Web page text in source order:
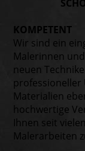
KOMPETENT
Wir sind ein
Malerinnen
neuen
professioneller
Materialien
hochwertige
Ihnen seit
Malerarbeiten